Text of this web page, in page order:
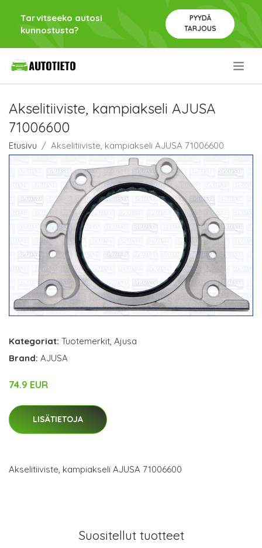
Tarvitseeko autosi
kunnostusta?
PYYDÄ
TARJOUS
Akselitiiviste, kampiakseli AJUSA
71006600
Etusivu Akselitiiviste, kampiakseli AJUSA 71006600
Kategoriat: Tuotemerkit, Ajusa
Brand: AJUSA
74.9 EUR
LISÄTIETOJA
Akselitiiviste, kampiakseli AJUSA 71006600
Suositellut tuotteet